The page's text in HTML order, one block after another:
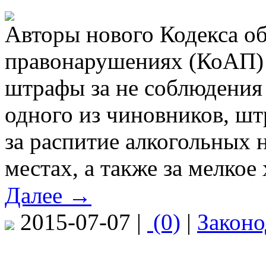
Авторы нового Кодекса
правонарушениях (КоАП)
штрафы за не
одного из чиновников,
за распитие
местах, а также за мелкое
Далее →
2015-07-07 | (0) |